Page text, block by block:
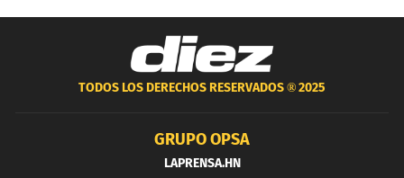
TODOS LOS DERECHOS RESERVADOS ®2025
GRUPO OPSA
LAPRENSA.HN